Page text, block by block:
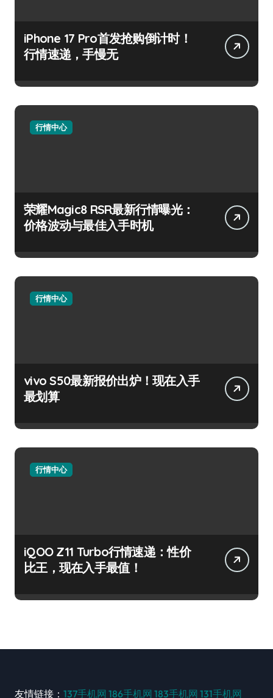
iPhone 17 Pro首发抢购倒计时！
行情速递，手慢无
行情中心
荣耀Magic8 RSR最新行情曝光：
价格波动与最佳入手时机
行情中心
vivo S50最新报价出炉！现在入手
最划算
行情中心
iQOO Z11 Turbo行情速递：性价
比王，现在入手最值！
友情链接： 137手机网 186手机网 183手机网 131手机网